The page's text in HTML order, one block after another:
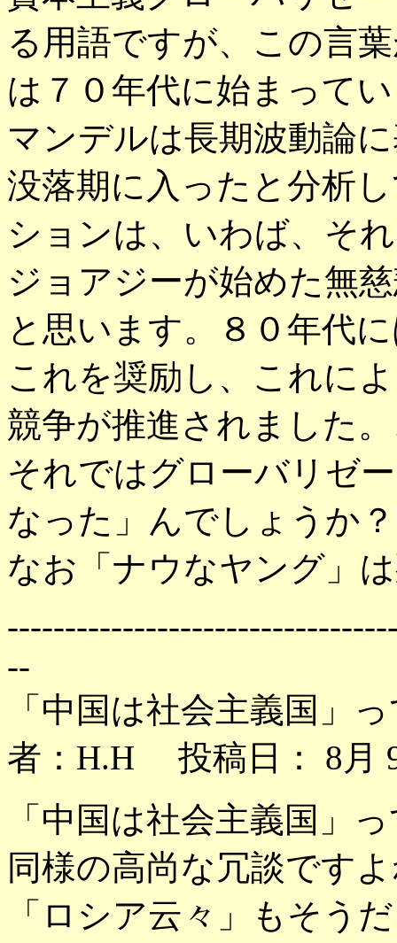
る用語ですが、この言
は７０年代に始まって
マンデルは長期波動論
没落期に入ったと分析
ションは、いわば、そ
ジョアジーが始めた無
と思います。８０年代
これを奨励し、これに
競争が推進されました
それではグローバリゼ
なった」んでしょうか？
なお「ナウなヤング」
--
「中国は社会主義国」
者：H.H 投稿日： 8月
「中国は社会主義国」
同様の高尚な冗談です
「ロシア云々」もそう